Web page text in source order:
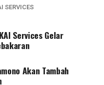
SERVICES
Services Gelar
Akan Tambah